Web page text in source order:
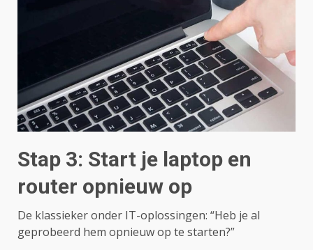
Stap 3: Start je laptop en
router opnieuw op
De klassieker onder IT-oplossingen: “Heb je al
geprobeerd hem opnieuw op te starten?”